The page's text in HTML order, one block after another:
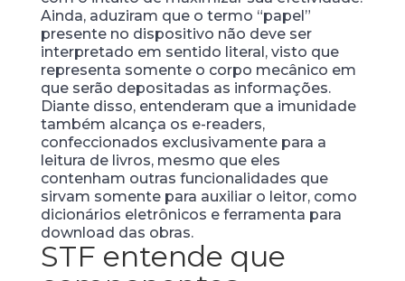
Ainda, aduziram que o termo “papel”
presente no dispositivo não deve ser
interpretado em sentido literal, visto que
representa somente o corpo mecânico em
que serão depositadas as informações.
Diante disso, entenderam que a imunidade
também alcança os e-readers,
confeccionados exclusivamente para a
leitura de livros, mesmo que eles
contenham outras funcionalidades que
sirvam somente para auxiliar o leitor, como
dicionários eletrônicos e ferramenta para
download das obras.
STF entende que